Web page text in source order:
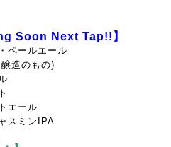
Soon Next Tap!!】
ペールエール
造のもの)
エール
スミンIPA